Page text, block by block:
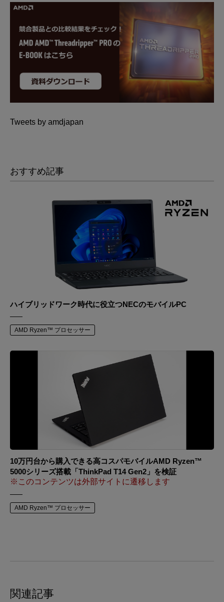
Tweets by amdjapan
おすすめ記事
ハイブリッドワーク時代に役立つNECのモバイルPC
AMD Ryzen™ プロセッサー
10万円台から購入できる高コスパモバイルAMD Ryzen™
5000シリーズ搭載「ThinkPad T14 Gen2」を検証
※このコンテンツは外部サイトに遷移します
AMD Ryzen™ プロセッサー
関連記事